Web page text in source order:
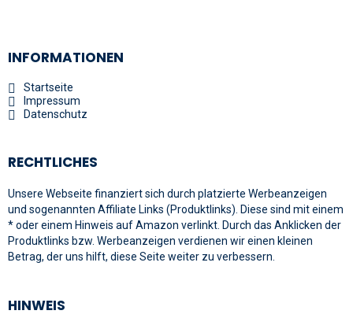
INFORMATIONEN
Startseite
Impressum
Datenschutz
RECHTLICHES
Unsere Webseite finanziert sich durch platzierte Werbeanzeigen
und sogenannten Affiliate Links (Produktlinks). Diese sind mit einem
* oder einem Hinweis auf Amazon verlinkt. Durch das Anklicken der
Produktlinks bzw. Werbeanzeigen verdienen wir einen kleinen
Betrag, der uns hilft, diese Seite weiter zu verbessern.
HINWEIS